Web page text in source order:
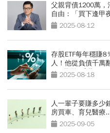
父親背債1200萬，
自由：「買下逢甲
發 2025-08-12
存股ETF每年穩賺
人！他從負債千萬
100萬變1千萬
2025-08-18
人一輩子要賺多少
房買車、育兒醫療
2025-09-05